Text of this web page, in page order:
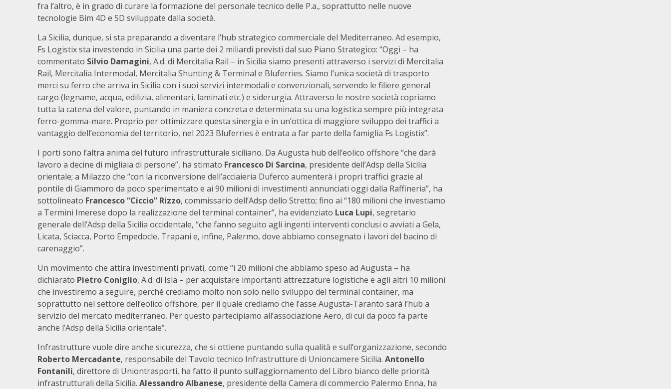
fra l’altro, è in grado di curare la formazione del personale tecnico delle P.a., soprattutto nelle nuove
tecnologie Bim 4D e 5D sviluppate dalla società.
La Sicilia, dunque, si sta preparando a diventare l’hub strategico commerciale del Mediterraneo. Ad esempio,
Fs Logistix sta investendo in Sicilia una parte dei 2 miliardi previsti dal suo Piano Strategico: “Oggi – ha
commentato Silvio Damagini, A.d. di Mercitalia Rail – in Sicilia siamo presenti attraverso i servizi di Mercitalia
Rail, Mercitalia Intermodal, Mercitalia Shunting & Terminal e Bluferries. Siamo l’unica società di trasporto
merci su ferro che arriva in Sicilia con i suoi servizi intermodali e convenzionali, servendo le filiere general
cargo (legname, acqua, edilizia, alimentari, laminati etc.) e siderurgia. Attraverso le nostre società copriamo
tutta la catena del valore, puntando in maniera concreta e determinata su una logistica sempre più integrata
ferro-gomma-mare. Proprio per ottimizzare questa sinergia e in un’ottica di maggiore sviluppo dei traffici a
vantaggio dell’economia del territorio, nel 2023 Bluferries è entrata a far parte della famiglia Fs Logistix”.
I porti sono l’altra anima del futuro infrastrutturale siciliano. Da Augusta hub dell’eolico offshore “che darà
lavoro a decine di migliaia di persone”, ha stimato Francesco Di Sarcina, presidente dell’Adsp della Sicilia
orientale; a Milazzo che “con la riconversione dell’acciaieria Duferco aumenterà i propri traffici grazie al
pontile di Giammoro da poco sperimentato e ai 90 milioni di investimenti annunciati oggi dalla Raffineria”, ha
sottolineato Francesco “Ciccio” Rizzo, commissario dell’Adsp dello Stretto; fino ai “180 milioni che investiamo
a Termini Imerese dopo la realizzazione del terminal container”, ha evidenziato Luca Lupi, segretario
generale dell’Adsp della Sicilia occidentale, “che fanno seguito agli ingenti interventi conclusi o avviati a Gela,
Licata, Sciacca, Porto Empedocle, Trapani e, infine, Palermo, dove abbiamo consegnato i lavori del bacino di
carenaggio”.
Un movimento che attira investimenti privati, come “i 20 milioni che abbiamo speso ad Augusta – ha
dichiarato Pietro Coniglio, A.d. di Isla – per acquistare importanti attrezzature logistiche e agli altri 10 milioni
che investiremo a seguire, perché crediamo molto non solo nello sviluppo del terminal container, ma
soprattutto nel settore dell’eolico offshore, per il quale crediamo che l’asse Augusta-Taranto sarà l’hub a
servizio del mercato mediterraneo. Per questo partecipiamo all’associazione Aero, di cui da poco fa parte
anche l’Adsp della Sicilia orientale”.
Infrastrutture vuole dire anche sicurezza, che si ottiene puntando sulla qualità e sull’organizzazione, secondo
Roberto Mercadante, responsabile del Tavolo tecnico Infrastrutture di Unioncamere Sicilia. Antonello
Fontanili, direttore di Uniontrasporti, ha fatto il punto sull’aggiornamento del Libro bianco delle priorità
infrastrutturali della Sicilia. Alessandro Albanese, presidente della Camera di commercio Palermo Enna, ha